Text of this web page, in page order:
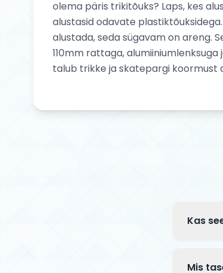
olema päris trikitõuks? Laps, kes
alustasid odavate
alustada, seda sügavam on areng.
110mm rattaga,
talub trikke ja skatepargi koormust
Kas
Mis